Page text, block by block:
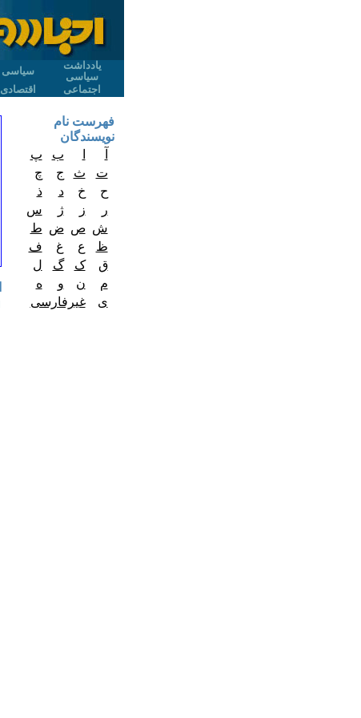
یادداشت
سیاسی
سیاسی
اجتماعی
اقتصادی
فهرست نام
نویسندگان
ب
پ
ت
ث ج
چ
ح
خ د
ذ
ر
ز ژ
س
ش ص ض ط
ظ
ع غ
ف
ق
ک گ
ل
م
ن و
ه
ی
غیرفارسی